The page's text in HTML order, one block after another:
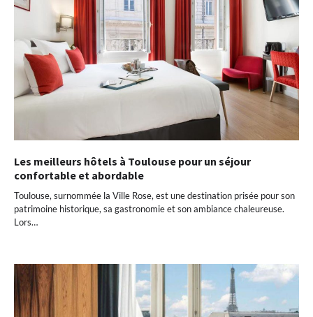
Les meilleurs hôtels à Toulouse pour un séjour
confortable et abordable
Toulouse, surnommée la Ville Rose, est une destination prisée pour son
patrimoine historique, sa gastronomie et son ambiance chaleureuse.
Lors…